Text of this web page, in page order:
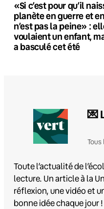
«Si c’est pour qu’il
planète en guerre et
n’est pas la peine» :
voulaient un enfant,
a basculé cet été
💌
Tous
Toute l’actualité de
lecture. Un article à la
réflexion, une vidéo et
bonne idée chaque jour !